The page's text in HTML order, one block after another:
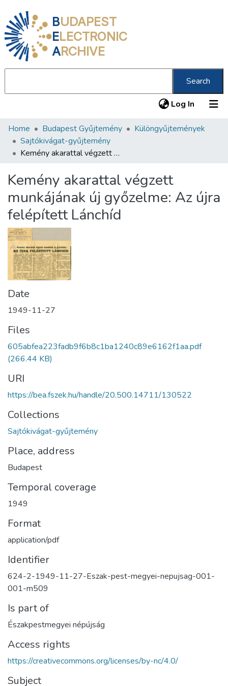
BUDAPEST
ELECTRONIC
ARCHIVE
Search
Log In (current)
Communities & Collections
All of DSpace
About us
Home Budapest Gyűjtemény
Különgyűjtemények
Sajtókivágat-gyűjtemény
Kemény akarattal végzett munkájának új győzelme: Az újra felépített Lánchíd
Kemény akarattal végzett
munkájának új győzelme: Az újra
felépített Lánchíd
Date
1949-11-27
Files
605abfea223fadb9f6b8c1ba1240c89e6162f1aa.pdf
(266.44 KB)
URI
https://bea.fszek.hu/handle/20.500.14711/130522
Collections
Sajtókivágat-gyűjtemény
Place, address
Budapest
Temporal coverage
1949
Format
application/pdf
Identifier
624-2-1949-11-27-Eszak-pest-megyei-nepujsag-001-
001-m509
Is part of
Északpestmegyei népújság
Access rights
https://creativecommons.org/licenses/by-nc/4.0/
Subject